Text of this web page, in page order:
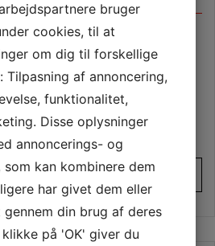
12 glas
til kurv
bruger
cookies, til at
om dig til forskellige
Tilpasning af annoncering,
funktionalitet,
Disse oplysninger
annoncerings- og
kan kombinere dem
har givet dem eller
din brug af deres
på 'OK' giver du